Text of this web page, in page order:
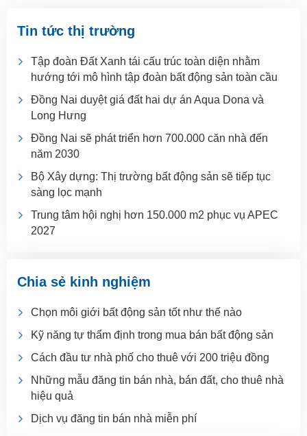
Tin tức thị trường
Tập đoàn Đất Xanh tái cấu trúc toàn diện nhằm
hướng tới mô hình tập đoàn bất động sản toàn cầu
Đồng Nai duyệt giá đất hai dự án Aqua Dona và
Long Hưng
Đồng Nai sẽ phát triển hơn 700.000 căn nhà đến
năm 2030
Bộ Xây dựng: Thị trường bất động sản sẽ tiếp tục
sàng lọc mạnh
Trung tâm hội nghị hơn 150.000 m2 phục vụ APEC
2027
Chia sẻ kinh nghiệm
Chọn môi giới bất động sản tốt như thế nào
Kỹ năng tự thẩm định trong mua bán bất động sản
Cách đầu tư nhà phố cho thuê với 200 triệu đồng
Những mẫu đăng tin bán nhà, bán đất, cho thuê nhà
hiệu quả
Dịch vụ đăng tin bán nhà miễn phí